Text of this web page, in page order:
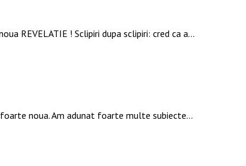
REVELATIE ! Sclipiri dupa sclipiri: cred ca a…
noua. Am adunat foarte multe subiecte…